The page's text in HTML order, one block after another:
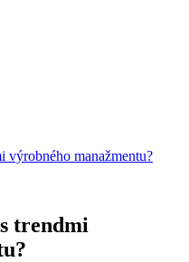
výrobného manažmentu?
trendmi